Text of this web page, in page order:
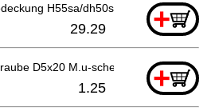
H55sa/dh50sa1/sb +
29.29
D5x20 M.u-scheibe +
1.25